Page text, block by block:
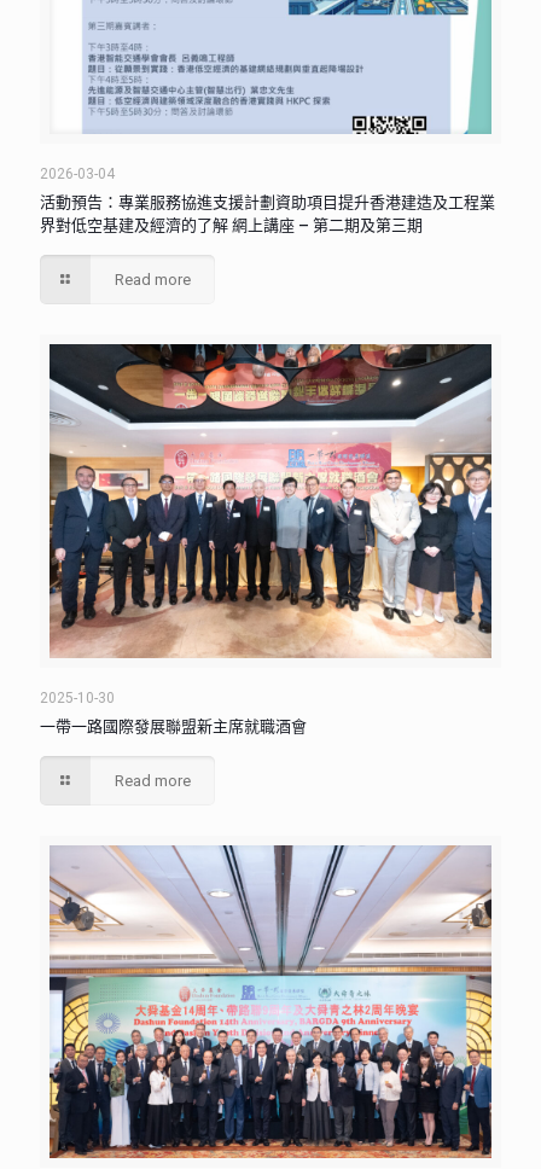
2026-03-04
活動預告：專業服務協進支援計劃資助項目提升香港建造及工程業
界對低空基建及經濟的了解 網上講座 – 第二期及第三期
Read more
2025-10-30
一帶一路國際發展聯盟新主席就職酒會
Read more